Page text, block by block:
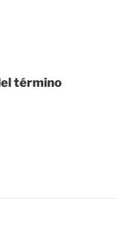
término